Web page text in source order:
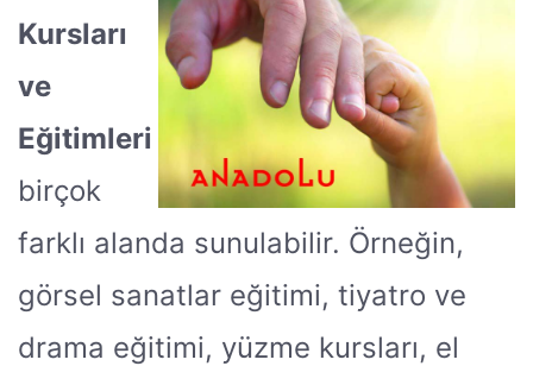
Kursları
ve
Eğitimleri
birçok
farklı alanda sunulabilir. Örneğin,
görsel sanatlar eğitimi, tiyatro ve
drama eğitimi, yüzme kursları, el